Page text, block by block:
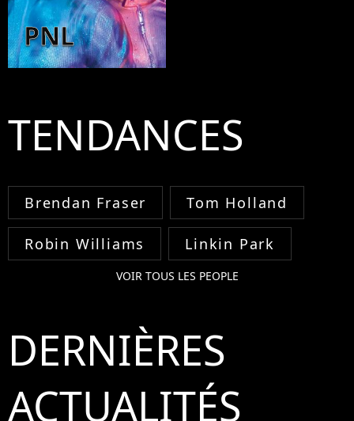
PNL
TENDANCES
Brendan Fraser Tom Holland
Robin Williams Linkin Park
VOIR TOUS LES PEOPLE
DERNIÈRES
ACTUALITÉS